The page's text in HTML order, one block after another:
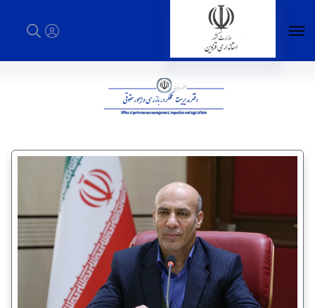
استانداری قزوین